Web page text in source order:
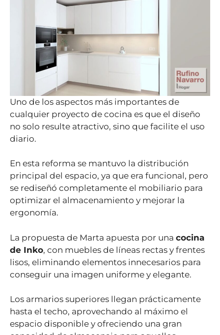
Uno de los aspectos más importantes de
cualquier proyecto de cocina es que el diseño
no solo resulte atractivo, sino que facilite el uso
diario.
En esta reforma se mantuvo la distribución
principal del espacio, ya que era funcional, pero
se rediseñó completamente el mobiliario para
optimizar el almacenamiento y mejorar la
ergonomía.
La propuesta de Marta apuesta por una cocina
de Inko, con muebles de líneas rectas y frentes
lisos, eliminando elementos innecesarios para
conseguir una imagen uniforme y elegante.
Los armarios superiores llegan prácticamente
hasta el techo, aprovechando al máximo el
espacio disponible y ofreciendo una gran